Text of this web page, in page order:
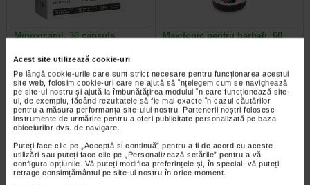
Acest site utilizează cookie-uri
Pe lângă cookie-urile care sunt strict necesare pentru funcționarea acestui
site web, folosim cookie-uri care ne ajută să înțelegem cum se navighează
pe site-ul nostru și ajută la îmbunătățirea modului în care funcționează site-
ul, de exemplu, făcând rezultatele să fie mai exacte în cazul căutărilor,
pentru a măsura performanța site-ului nostru. Partenerii noștri folosesc
instrumente de urmărire pentru a oferi publicitate personalizată pe baza
obiceiurilor dvs. de navigare.
Puteți face clic pe „Acceptă si continuă” pentru a fi de acord cu aceste
utilizări sau puteți face clic pe „Personalizează setările” pentru a vă
configura opțiunile. Vă puteți modifica preferințele și, în special, vă puteți
retrage consimțământul pe site-ul nostru în orice moment.
Minoxicapil, 30 capsule,
Doctor Fiterman MINOXICAPIL este
o formula fortifianta alcatuita din
aminoacizi, minerale si 11…
Maxitonic pentru barbati, 60
Benesio MaxiTonic jeleuri pentru
barbati este un supliment alimentar
sub forma de jeleuri cu aroma…
Plătești 2, primești 3 Plătești 2, primești 3